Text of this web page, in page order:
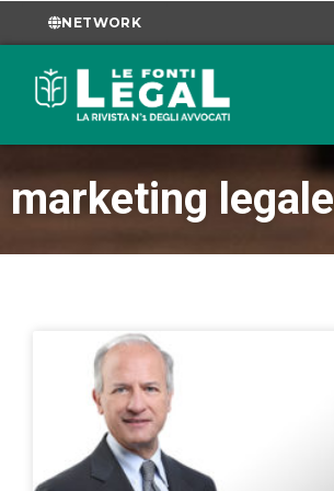
NETWORK
marketing legale